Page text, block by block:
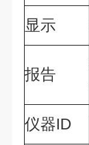
显示
报告
仪器ID